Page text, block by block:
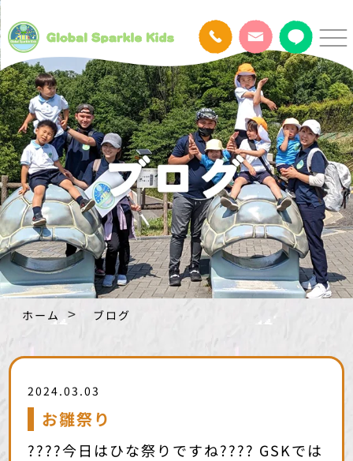
ホーム ブログ
2024.03.03
お雛祭り
????今日はひな祭りですね???? GSKでは